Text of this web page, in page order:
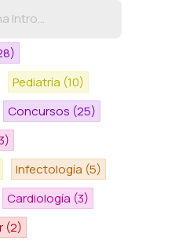
Pediatría (10)
Concursos (25)
Infectología (5)
Cardiología (3)
(2)